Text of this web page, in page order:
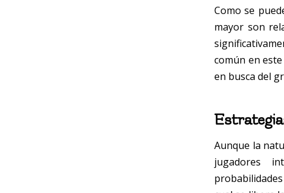
Como se
mayor son
común en
en busca del
Aunque la
jugadores